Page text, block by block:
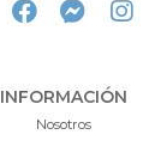
INFORMACIÓN
Nosotros